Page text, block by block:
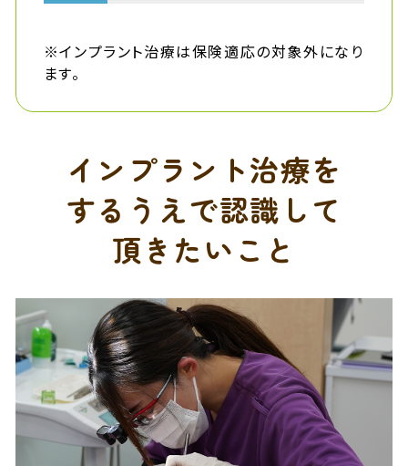
※インプラント治療は保険適応の対象外になり
ます。
インプラント治療を
するうえで認識して
頂きたいこと